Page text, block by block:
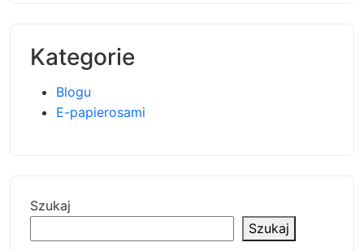
Kategorie
Blogu
E-papierosami
Szukaj
Szukaj